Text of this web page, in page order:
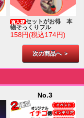
セットがお得 本
物そっくりフル
158円(税込174円)
次の商品へ ＞
No.3